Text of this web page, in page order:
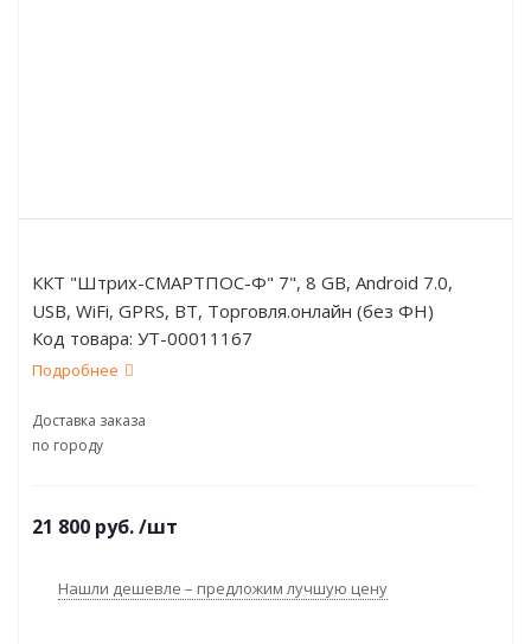
ККТ "Штрих-СМАРТПОС-Ф" 7", 8 GB, Android 7.0,
USB, WiFi, GPRS, BT, Торговля.онлайн (без ФН)
Код товара: УТ-00011167
Подробнее
Доставка заказа
по городу
21 800 руб./шт
Нашли дешевле – предложим лучшую цену